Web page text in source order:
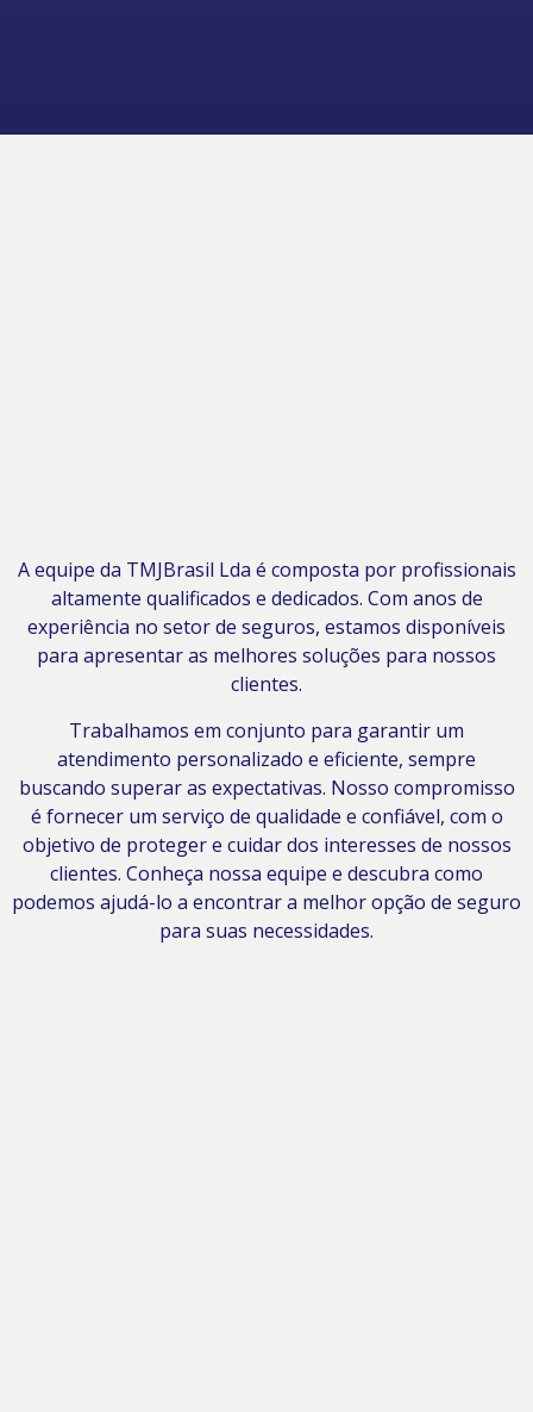
A equipe da TMJBrasil Lda é composta por profissionais
altamente qualificados e dedicados. Com anos de
experiência no setor de seguros, estamos disponíveis
para apresentar as melhores soluções para nossos
clientes.
Trabalhamos em conjunto para garantir um
atendimento personalizado e eficiente, sempre
buscando superar as expectativas. Nosso compromisso
é fornecer um serviço de qualidade e confiável, com o
objetivo de proteger e cuidar dos interesses de nossos
clientes. Conheça nossa equipe e descubra como
podemos ajudá-lo a encontrar a melhor opção de seguro
para suas necessidades.